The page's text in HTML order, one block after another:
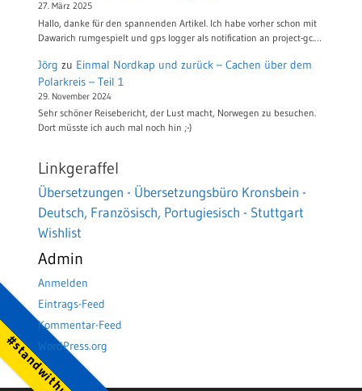
27. März 2025
Hallo, danke für den spannenden Artikel. Ich habe vorher schon mit
Dawarich rumgespielt und gps logger als notification an project-gc.…
Jörg zu Einmal Nordkap und zurück – Cachen über dem
Polarkreis – Teil 1
29. November 2024
Sehr schöner Reisebericht, der Lust macht, Norwegen zu besuchen.
Dort müsste ich auch mal noch hin ;-)
Linkgeraffel
Übersetzungen - Übersetzungsbüro Kronsbein -
Deutsch, Französisch, Portugiesisch - Stuttgart
Wishlist
Admin
Anmelden
Eintrags-Feed
Kommentar-Feed
WordPress.org